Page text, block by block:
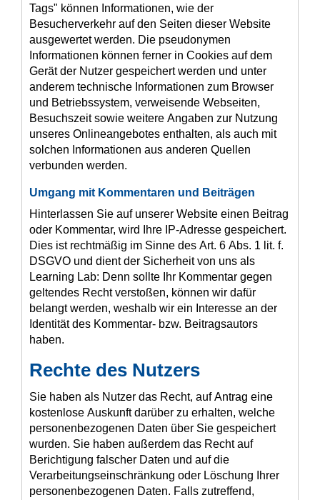
Tags" können Informationen, wie der
Besucherverkehr auf den Seiten dieser Website
ausgewertet werden. Die pseudonymen
Informationen können ferner in Cookies auf dem
Gerät der Nutzer gespeichert werden und unter
anderem technische Informationen zum Browser
und Betriebssystem, verweisende Webseiten,
Besuchszeit sowie weitere Angaben zur Nutzung
unseres Onlineangebotes enthalten, als auch mit
solchen Informationen aus anderen Quellen
verbunden werden.
Umgang mit Kommentaren und Beiträgen
Hinterlassen Sie auf unserer Website einen Beitrag
oder Kommentar, wird Ihre IP-Adresse gespeichert.
Dies ist rechtmäßig im Sinne des Art. 6 Abs. 1 lit. f.
DSGVO und dient der Sicherheit von uns als
Learning Lab: Denn sollte Ihr Kommentar gegen
geltendes Recht verstoßen, können wir dafür
belangt werden, weshalb wir ein Interesse an der
Identität des Kommentar- bzw. Beitragsautors
haben.
Rechte des Nutzers
Sie haben als Nutzer das Recht, auf Antrag eine
kostenlose Auskunft darüber zu erhalten, welche
personenbezogenen Daten über Sie gespeichert
wurden. Sie haben außerdem das Recht auf
Berichtigung falscher Daten und auf die
Verarbeitungseinschränkung oder Löschung Ihrer
personenbezogenen Daten. Falls zutreffend,